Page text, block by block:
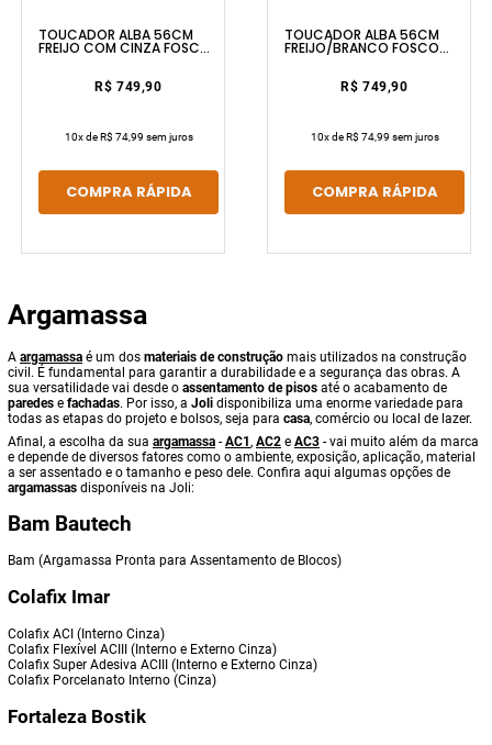
TOUCADOR ALBA 56CM
FREIJO COM CINZA FOSCO
R$ 749,90
10x deR$ 74,99 sem juros
COMPRA RÁPIDA
TOUCADOR ALBA 56CM
FREIJO/BRANCO FOSCO
SEM CUBA CORSO
R$ 749,90
10x deR$ 74,99 sem juros
COMPRA RÁPIDA
Argamassa
A argamassa é um dos materiais de construção mais utilizados na construção
civil. É fundamental para garantir a durabilidade e a segurança das obras. A
sua versatilidade vai desde o assentamento de pisos até o acabamento de
paredes e fachadas. Por isso, a Joli disponibiliza uma enorme variedade para
todas as etapas do projeto e bolsos, seja para casa, comércio ou local de lazer.
Afinal, a escolha da sua argamassa - AC1 , AC2 e AC3 - vai muito além da marca
e depende de diversos fatores como o ambiente, exposição, aplicação, material
a ser assentado e o tamanho e peso dele. Confira aqui algumas opções de
argamassas disponíveis na Joli:
Bam Bautech
Bam (Argamassa Pronta para Assentamento de Blocos)
Colafix Imar
Colafix ACI (Interno Cinza)
Colafix Flexível ACIII (Interno e Externo Cinza)
Colafix Super Adesiva ACIII (Interno e Externo Cinza)
Colafix Porcelanato Interno (Cinza)
Fortaleza Bostik